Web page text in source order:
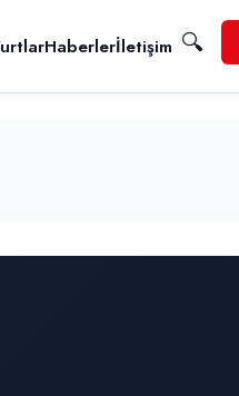
Haberlerİletişim 🔍